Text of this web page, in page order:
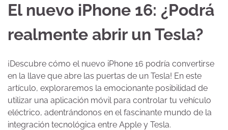
El nuevo iPhone 16: ¿Podrá
realmente abrir un Tesla?
¡Descubre cómo el nuevo iPhone 16 podría convertirse
en la llave que abre las puertas de un Tesla! En este
artículo, exploraremos la emocionante posibilidad de
utilizar una aplicación móvil para controlar tu vehículo
eléctrico, adentrándonos en el fascinante mundo de la
integración tecnológica entre Apple y Tesla.